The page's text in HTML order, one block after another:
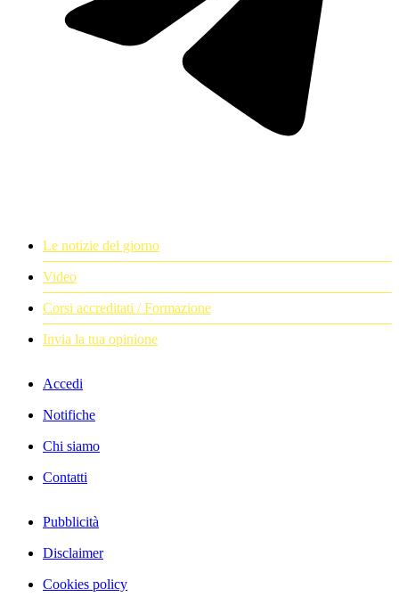
Le notizie del giorno
Video
Corsi accreditati / Formazione
Invia la tua opinione
Accedi
Notifiche
Chi siamo
Contatti
Pubblicità
Disclaimer
Cookies policy